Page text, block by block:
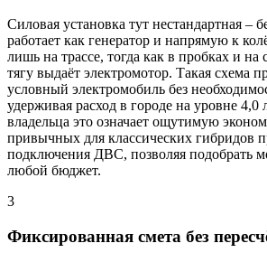
Силовая установка тут нестандартная –
работает как генератор и напрямую к
лишь на трассе, тогда как в пробках и на
тягу выдаёт электромотор. Такая схема
условный электромобиль без
удерживая расход в городе на уровне 4,0
владельца это означает ощутимую
привычных для классических гибридов
подключения ДВС, позволяя подобрать
любой бюджет.
3
Фиксированная смета без